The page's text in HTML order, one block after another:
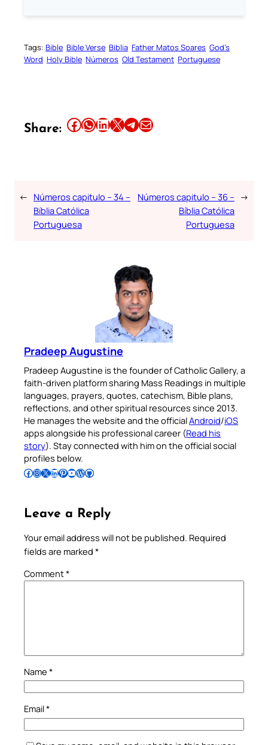
Tags: Bible Bible Verse Biblia Father Matos Soares God’s
Word Holy Bible Números Old Testament Portuguese
Share: Share this article on Facebook Share this article on WhatsApp Share this article on LinkedIn Share this article on X Share this article on TelegramEmail this Article
← Números capitulo – 34 –
Bíblia Católica
Portuguesa
Números capitulo – 36 –
Bíblia Católica
Portuguesa
→
Pradeep Augustine
Pradeep Augustine is the founder of Catholic Gallery, a
faith-driven platform sharing Mass Readings in multiple
languages, prayers, quotes, catechism, Bible plans,
reflections, and other spiritual resources since 2013.
He manages the website and the officialAndroid/iOS
apps alongside his professional career (Read his
story). Stay connected with him on the official social
profiles below.
Follow Pradeep on Facebook Follow Pradeep on InstagramFollow Pradeep on X Follow Pradeep on LinkedIn Follow Pradeep on Pinterest Subscribe to Pradeep’s Youtube Channel Follow Pradeep on WordPress Follow Pradeep on GitHub
Leave a Reply
Your email address will not be published. Required
fields are marked *
Comment*
Name *
Email*